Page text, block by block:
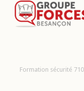
Formation sécurité